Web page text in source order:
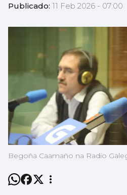
Publicado: 11 Feb 2026 - 07:00
Begoña Caamaño na Radio